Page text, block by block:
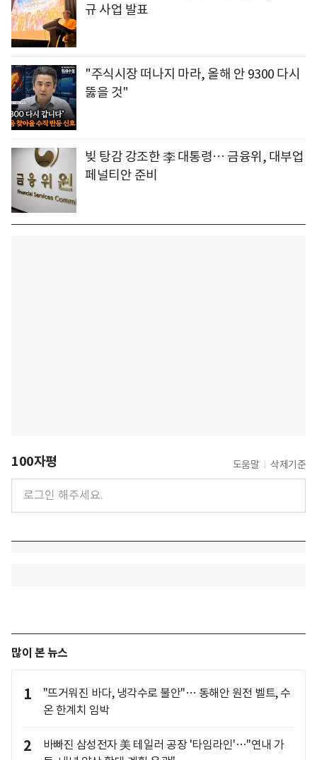
규 사업 발표
"주식시장 떠나지 마라, 올해 안 9300 다시
뚫을 것"
빚 탕감 강조한 李 대통령… 금융위, 대부업
페널티안 준비
100자평 도움말 삭제기준
많이 본 뉴스
1
"뜨거워진 바다, 냉각수로 불안"… 동해안 원전 벨트, 수
온 한계치 임박
2
바빠진 삼성전자 美 테일러 공장 '타임라인'…"연내 가